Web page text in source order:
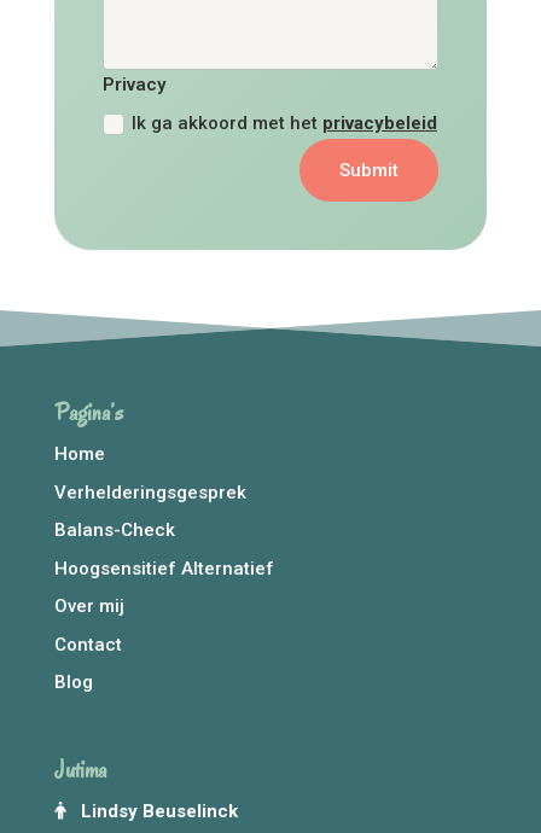
Privacy
Ik ga akkoord met het privacybeleid
Submit
Pagina’s
Home
Verhelderingsgesprek
Balans-Check
Hoogsensitief Alternatief
Over mij
Contact
Blog
Jutima
Lindsy Beuselinck